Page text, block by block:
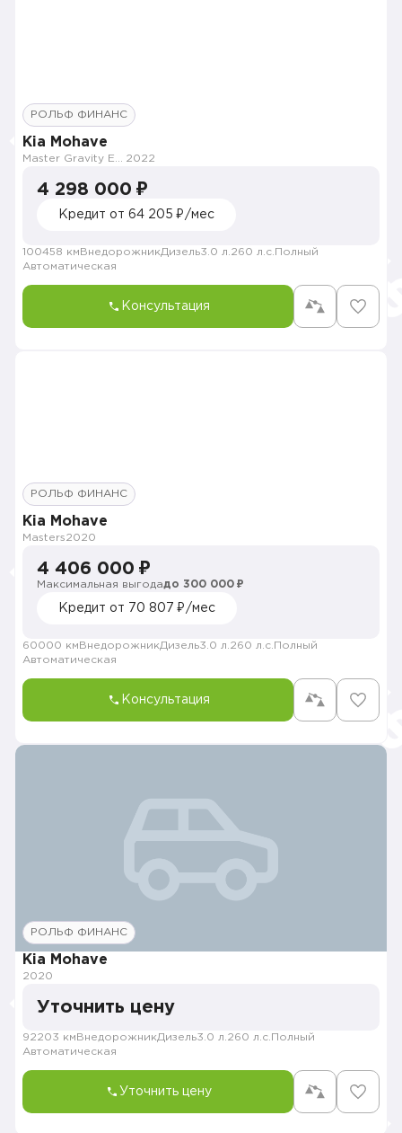
РОЛЬФ ФИНАНС
Kia Mohave
2022
4 298 000 ₽
Кредит от 64 205 ₽/мес
100458 км ВнедорожникДизель3.0 л. 260 л.с. Полный
Автоматическая
Консультация
РОЛЬФ ФИНАНС
Kia Mohave
Masters2020
4 406 000 ₽
Максимальная выгодадо 300 000 ₽
Кредит от 70 807 ₽/мес
60000 км ВнедорожникДизель3.0 л. 260 л.с. Полный
Автоматическая
Консультация
РОЛЬФ ФИНАНС
Kia Mohave
2020
Уточнить цену
92203 км ВнедорожникДизель3.0 л. 260 л.с. Полный
Автоматическая
Уточнить цену